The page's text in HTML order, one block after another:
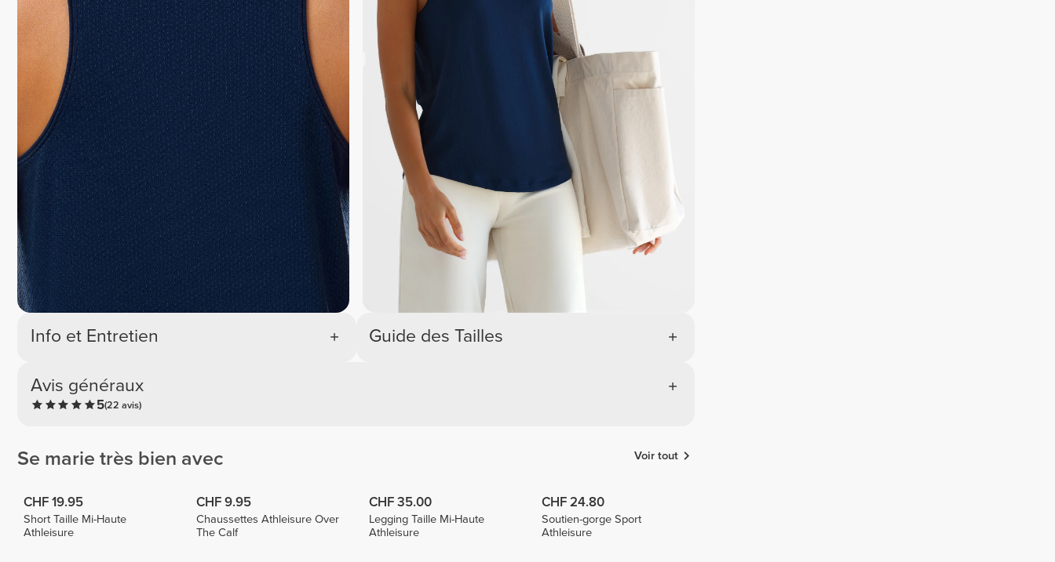
Info et Entretien
Avis généraux
5(22 avis)
Guide des Tailles
Se marie très bien avec Voir tout
CHF 19.95
Short Taille Mi-Haute
Athleisure
CHF 9.95
Chaussettes Athleisure Over
The Calf
CHF 35.00
Legging Taille Mi-Haute
Athleisure
CHF 24.80
Soutien-gorge Sport
Athleisure